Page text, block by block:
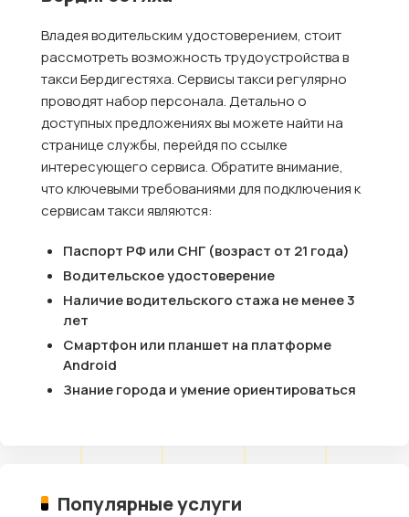
Владея водительским удостоверением, стоит
рассмотреть возможность трудоустройства в
такси Бердигестяха. Сервисы такси регулярно
проводят набор персонала. Детально о
доступных предложениях вы можете найти на
странице службы, перейдя по ссылке
интересующего сервиса. Обратите внимание,
что ключевыми требованиями для подключения к
сервисам такси являются:
Паспорт РФ или СНГ (возраст от 21 года)
Водительское удостоверение
Наличие водительского стажа не менее 3
лет
Смартфон или планшет на платформе
Android
Знание города и умение ориентироваться
Популярные услуги